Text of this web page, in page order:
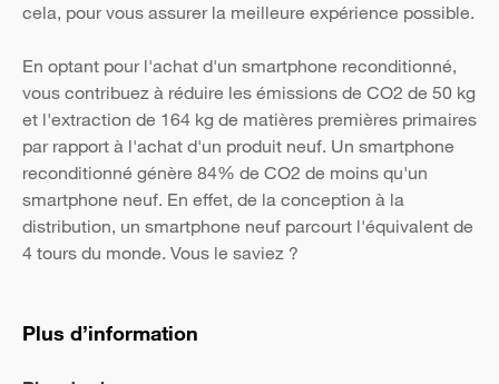
cela, pour vous assurer la meilleure expérience possible.
En optant pour l'achat d'un smartphone reconditionné,
vous contribuez à réduire les émissions de CO2 de 50 kg
et l'extraction de 164 kg de matières premières primaires
par rapport à l'achat d'un produit neuf. Un smartphone
reconditionné génère 84% de CO2 de moins qu'un
smartphone neuf. En effet, de la conception à la
distribution, un smartphone neuf parcourt l'équivalent de
4 tours du monde. Vous le saviez ?
Plus d’information